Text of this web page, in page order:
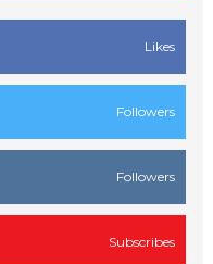
Likes
Followers
Followers
Subscribes